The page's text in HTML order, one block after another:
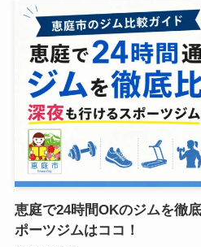
恵庭で24時間OKのジムを徹
ポーツジムはココ！